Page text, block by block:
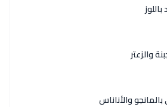
والزعتر
والأناناس